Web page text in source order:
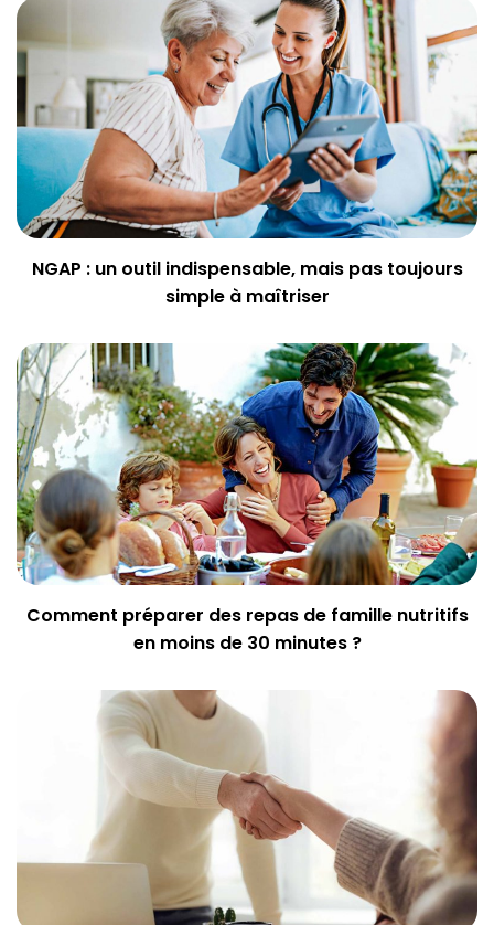
NGAP : un outil indispensable, mais pas toujours
simple à maîtriser
Comment préparer des repas de famille nutritifs
en moins de 30 minutes ?